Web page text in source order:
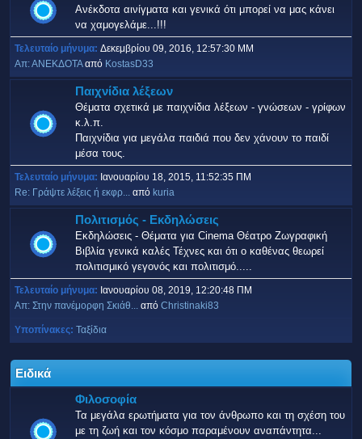
Ανέκδοτα αινίγματα και γενικά ότι μπορεί να μας κάνει
να χαμογελάμε...!!!
Τελευταίο μήνυμα: Δεκεμβρίου 09, 2016, 12:57:30 ΜΜ
Απ: ΑΝΕΚΔΟΤΑαπό KostasD33
Παιχνίδια λέξεων
Θέματα σχετικά με παιχνίδια λέξεων - γνώσεων - γρίφων
κ.λ.π.
Παιχνίδια για μεγάλα παιδιά που δεν χάνουν το παιδί
μέσα τους.
Τελευταίο μήνυμα: Ιανουαρίου 18, 2015, 11:52:35 ΠΜ
Re: Γράψτε λέξεις ή εκφρ... από kuria
Πολιτισμός - Εκδηλώσεις
Εκδηλώσεις - Θέματα για Cinema Θέατρο Ζωγραφική
Βιβλία γενικά καλές Τέχνες και ότι ο καθένας θεωρεί
πολιτισμικό γεγονός και πολιτισμό.....
Τελευταίο μήνυμα: Ιανουαρίου 08, 2019, 12:20:48 ΠΜ
Απ: Στην πανέμορφη Σκιάθ... από Christinaki83
Υποπίνακες Ταξίδια
Ειδικά
Φιλοσοφία
Τα μεγάλα ερωτήματα για τον άνθρωπο και τη σχέση του
με τη ζωή και τον κόσμο παραμένουν αναπάντητα...